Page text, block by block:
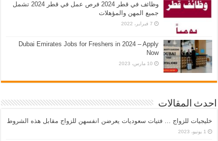
وظائف في قطر 2024 فرص عمل في قطر 2024 تشمل
جميع المهن والمؤهلات
7 فبراير، 2022
Dubai Emirates Jobs for Freshers in 2024 – Apply
Now
10 مارس، 2023
احدث المقالات
خليجيات للزواج … فتيات سعوديات يعرضن انفسهن للزواج مقابل هذه الشروط
1 يونيو، 2023